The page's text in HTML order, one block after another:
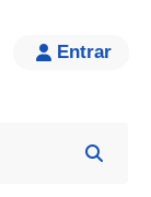
Entrar